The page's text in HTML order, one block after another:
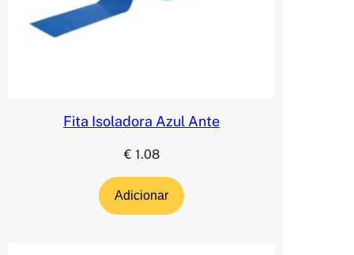
Fita Isoladora Azul Ante
€ 1.08
Adicionar